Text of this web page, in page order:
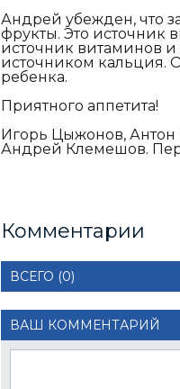
Андрей убежден, что
фрукты. Это источник
источник витаминов
источником кальция.
ребенка.
Приятного аппетита!
Игорь Цыжонов, Антон
Андрей Клемешов.
Комментарии
ВСЕГО (0)
ВАШ КОММЕНТАРИЙ